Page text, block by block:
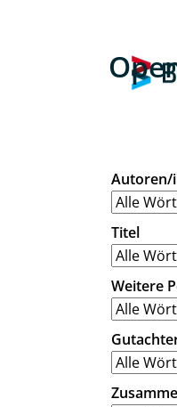
Autoren/
Titel
Weitere